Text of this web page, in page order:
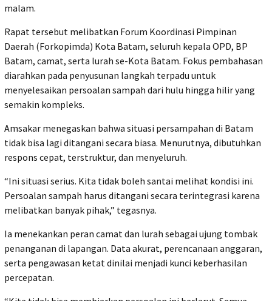
malam.
Rapat tersebut melibatkan Forum Koordinasi Pimpinan
Daerah (Forkopimda) Kota Batam, seluruh kepala OPD, BP
Batam, camat, serta lurah se-Kota Batam. Fokus pembahasan
diarahkan pada penyusunan langkah terpadu untuk
menyelesaikan persoalan sampah dari hulu hingga hilir yang
semakin kompleks.
Amsakar menegaskan bahwa situasi persampahan di Batam
tidak bisa lagi ditangani secara biasa. Menurutnya, dibutuhkan
respons cepat, terstruktur, dan menyeluruh.
“Ini situasi serius. Kita tidak boleh santai melihat kondisi ini.
Persoalan sampah harus ditangani secara terintegrasi karena
melibatkan banyak pihak,” tegasnya.
Ia menekankan peran camat dan lurah sebagai ujung tombak
penanganan di lapangan. Data akurat, perencanaan anggaran,
serta pengawasan ketat dinilai menjadi kunci keberhasilan
percepatan.